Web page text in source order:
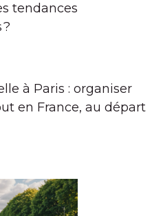
tendances
à Paris : organiser
en France, au départ